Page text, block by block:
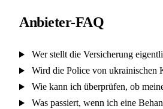
Anbieter-FAQ
Wer stellt die Versicherung
Wird die Police von ukrainischen
Wie kann ich überprüfen, ob
Was passiert, wenn ich eine